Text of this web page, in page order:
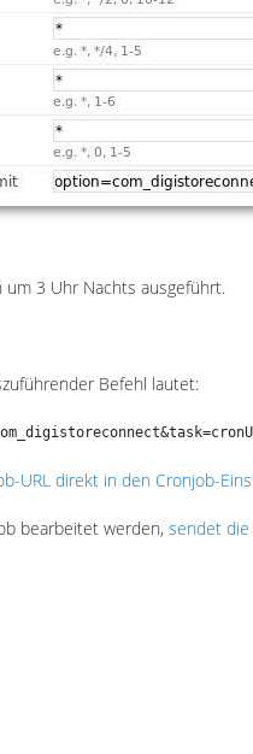
3 Uhr Nachts ausgeführt.
Befehl lautet:
URL direkt in den Cronjob-
bearbeitet werden, sendet die
Connect